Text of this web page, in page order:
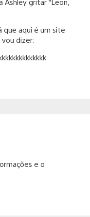
que aqui é um site
dizer:
e o